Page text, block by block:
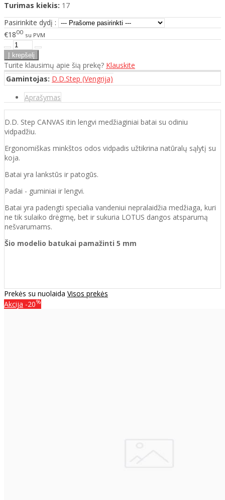
Turimas kiekis: 17
Pasirinkite dydį :
€1800 su PVM
Turite klausimų apie šią prekę? Klauskite
Gamintojas: D.D.Step (Vengrija)
Aprašymas
D.D. Step CANVAS itin lengvi medžiaginiai batai su odiniu
vidpadžiu.
Ergonomiškas minkštos odos vidpadis užtikrina natūralų sąlytį su
koja.
Batai yra lankstūs ir patogūs.
Padai - guminiai ir lengvi.
Batai yra padengti specialia vandeniui nepralaidžia medžiaga, kuri
ne tik sulaiko drėgmę, bet ir sukuria LOTUS dangos atsparumą
nešvarumams.
Šio modelio batukai pamažinti 5 mm
Prekės su nuolaida Visos prekės
Akcija -20%